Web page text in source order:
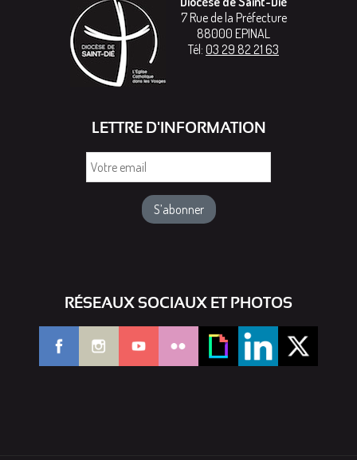
7 Rue de la Préfecture
88000 EPINAL
Tél: 03 29 82 21 63
LETTRE D'INFORMATION
RÉSEAUX SOCIAUX ET PHOTOS